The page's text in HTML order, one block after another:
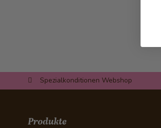
Spezialkonditionen Webshop
Produkte